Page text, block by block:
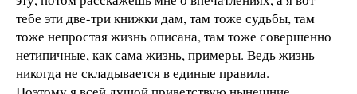
тебе эти две-три книжки дам, там тоже судьбы, там
тоже непростая жизнь описана, там тоже совершенно
нетипичные, как сама жизнь, примеры. Ведь жизнь
никогда не складывается в единые правила.